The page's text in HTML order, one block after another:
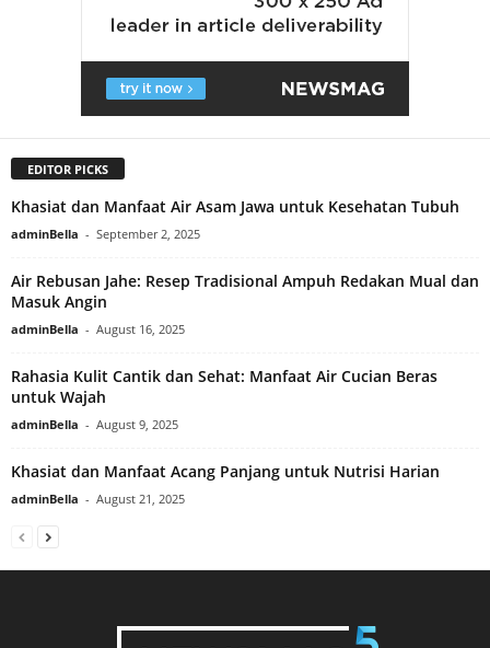
EDITOR PICKS
Khasiat dan Manfaat Air Asam Jawa untuk Kesehatan Tubuh
adminBella - September 2, 2025
Air Rebusan Jahe: Resep Tradisional Ampuh Redakan Mual dan
Masuk Angin
adminBella - August 16, 2025
Rahasia Kulit Cantik dan Sehat: Manfaat Air Cucian Beras
untuk Wajah
adminBella - August 9, 2025
Khasiat dan Manfaat Acang Panjang untuk Nutrisi Harian
adminBella - August 21, 2025